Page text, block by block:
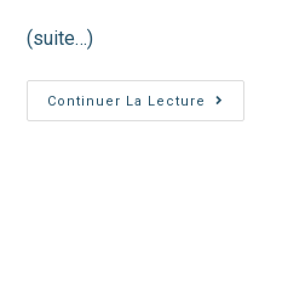
(suite…)
Continuer La Lecture
Les
Cas